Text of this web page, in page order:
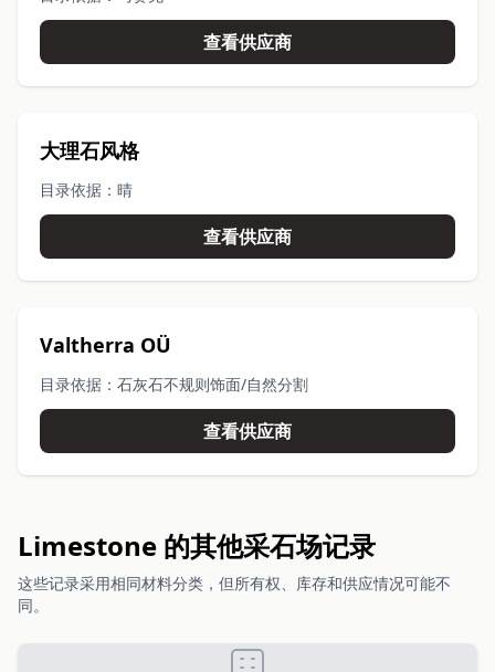
查看供应商
大理石风格
目录依据：晴
查看供应商
Valtherra OÜ
目录依据：石灰石不规则饰面/自然分割
查看供应商
Limestone 的其他采石场记录
这些记录采用相同材料分类，但所有权、库存和供应情况可能不
同。